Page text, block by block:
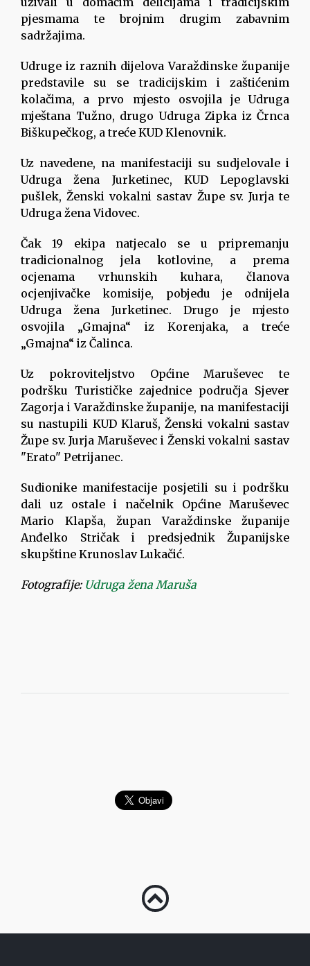
pjesmama te brojnim drugim zabavnim
sadržajima.
Udruge iz raznih dijelova Varaždinske županije
predstavile su se tradicijskim i zaštićenim
kolačima, a prvo mjesto osvojila je Udruga
mještana Tužno, drugo Udruga Zipka iz Črnca
Biškupečkog, a treće KUD Klenovnik.
Uz navedene, na manifestaciji su sudjelovale i
Udruga žena Jurketinec, KUD Lepoglavski
pušlek, Ženski vokalni sastav Župe sv. Jurja te
Udruga žena Vidovec.
Čak 19 ekipa natjecalo se u pripremanju
tradicionalnog jela kotlovine, a prema
ocjenama vrhunskih kuhara, članova
ocjenjivačke komisije, pobjedu je odnijela
Udruga žena Jurketinec. Drugo je mjesto
osvojila „Gmajna“ iz Korenjaka, a treće
„Gmajna“ iz Čalinca.
Uz pokroviteljstvo Općine Maruševec te
podršku Turističke zajednice područja Sjever
Zagorja i Varaždinske županije, na manifestaciji
su nastupili KUD Klaruš, Ženski vokalni sastav
Župe sv. Jurja Maruševec i Ženski vokalni sastav
"Erato" Petrijanec.
Sudionike manifestacije posjetili su i podršku
dali uz ostale i načelnik Općine Maruševec
Mario Klapša, župan Varaždinske županije
Anđelko Stričak i predsjednik Županijske
skupštine Krunoslav Lukačić.
Fotografije: Udruga žena Maruša